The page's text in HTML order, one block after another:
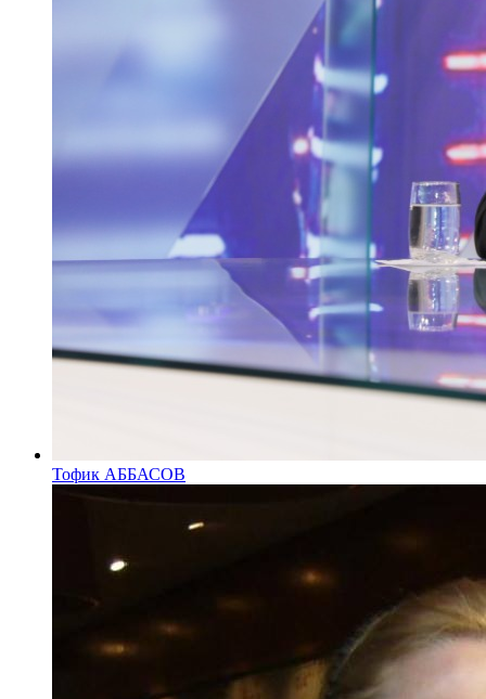
Тофик АББАСОВ